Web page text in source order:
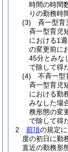
時間の時間
りの勤務時
(3)
斉一型育
斉一型育児
における1
の変更前に
45分とみな
で除して得
(4)
不斉一型
斉一型育児
における勤
みなした場
務形態の変
で除して得
2
前項の規定
度の初日に勤
直近の勤務形